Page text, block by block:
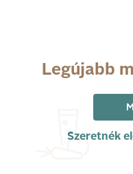
Legújabb
Szeretnék